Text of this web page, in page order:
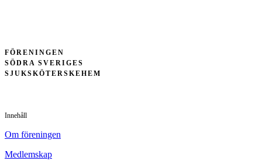
FÖRENINGEN
SÖDRA SVERIGES
SJUKSKÖTERSKEHEM
Innehåll
Om föreningen
Medlemskap